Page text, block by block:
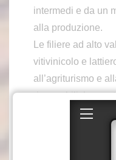
intermedi e da un
alla produzione.
Le filiere ad alto
vitivinicolo e
all’agriturismo e
rinnovabili, hanno
L’occupazione
del lavoro
significativa